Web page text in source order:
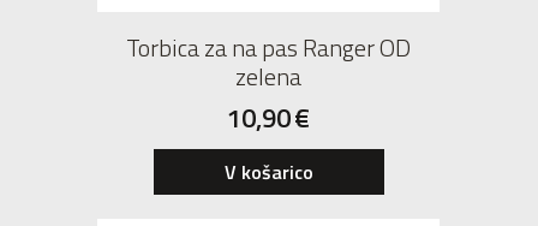
Torbica za na pas Ranger OD
zelena
10,90€
V košarico